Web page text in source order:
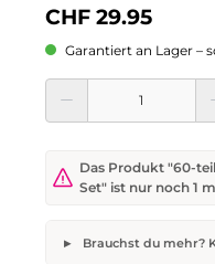
CHF 29.95
Garantiert an Lager –
Produkt Anzahl: Gib den
Das Produkt "60-
Set" ist nur noch 1
Brauchst du mehr?